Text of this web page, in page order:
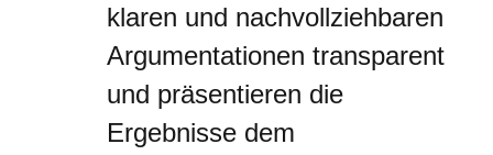
klaren und nachvollziehbaren
Argumentationen transparent
und präsentieren die
Ergebnisse dem